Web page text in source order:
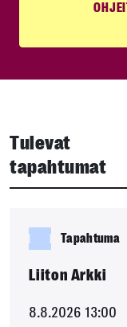
Tulevat
tapahtumat
Tapahtuma
Liiton Arkki
8.8.2026 13:00